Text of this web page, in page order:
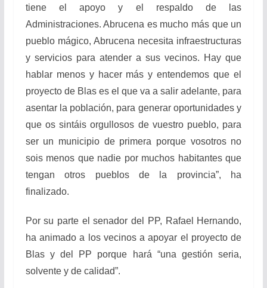
tiene el apoyo y el respaldo de las
Administraciones. Abrucena es mucho más que un
pueblo mágico, Abrucena necesita infraestructuras
y servicios para atender a sus vecinos. Hay que
hablar menos y hacer más y entendemos que el
proyecto de Blas es el que va a salir adelante, para
asentar la población, para generar oportunidades y
que os sintáis orgullosos de vuestro pueblo, para
ser un municipio de primera porque vosotros no
sois menos que nadie por muchos habitantes que
tengan otros pueblos de la provincia”, ha
finalizado.
Por su parte el senador del PP, Rafael Hernando,
ha animado a los vecinos a apoyar el proyecto de
Blas y del PP porque hará “una gestión seria,
solvente y de calidad”.